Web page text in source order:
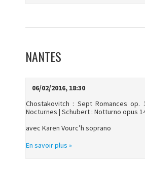
NANTES
06/02/2016, 18:30
Chostakovitch : Sept Romances op.
Nocturnes | Schubert : Notturno opus
avec Karen Vourc’h soprano
En savoir plus »